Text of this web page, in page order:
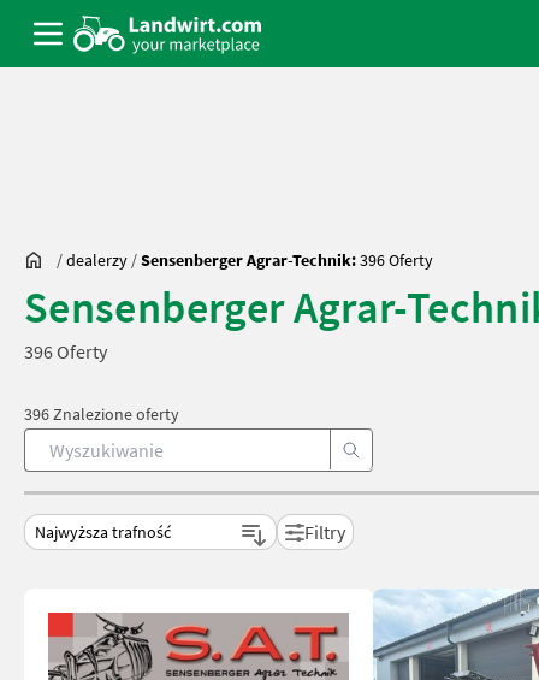
/dealerzy /Sensenberger Agrar-Technik:396 Oferty
Sensenberger Agrar-
396 Oferty
396 Znalezione oferty
Filtry